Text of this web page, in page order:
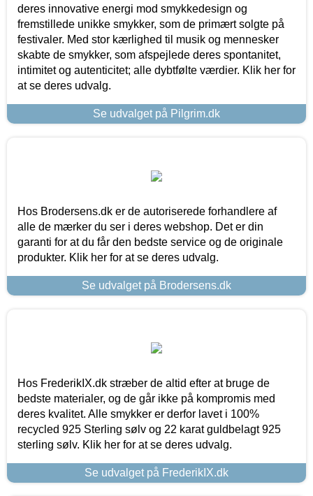
deres innovative energi mod smykkedesign og
fremstillede unikke smykker, som de primært solgte på
festivaler. Med stor kærlighed til musik og mennesker
skabte de smykker, som afspejlede deres spontanitet,
intimitet og autenticitet; alle dybtfølte værdier. Klik her for
at se deres udvalg.
Se udvalget på Pilgrim.dk
Hos Brodersens.dk er de autoriserede forhandlere af
alle de mærker du ser i deres webshop. Det er din
garanti for at du får den bedste service og de originale
produkter. Klik her for at se deres udvalg.
Se udvalget på Brodersens.dk
Hos FrederikIX.dk stræber de altid efter at bruge de
bedste materialer, og de går ikke på kompromis med
deres kvalitet. Alle smykker er derfor lavet i 100%
recycled 925 Sterling sølv og 22 karat guldbelagt 925
sterling sølv. Klik her for at se deres udvalg.
Se udvalget på FrederikIX.dk